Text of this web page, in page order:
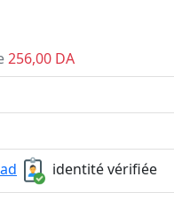
256,00 DA
identité vérifiée